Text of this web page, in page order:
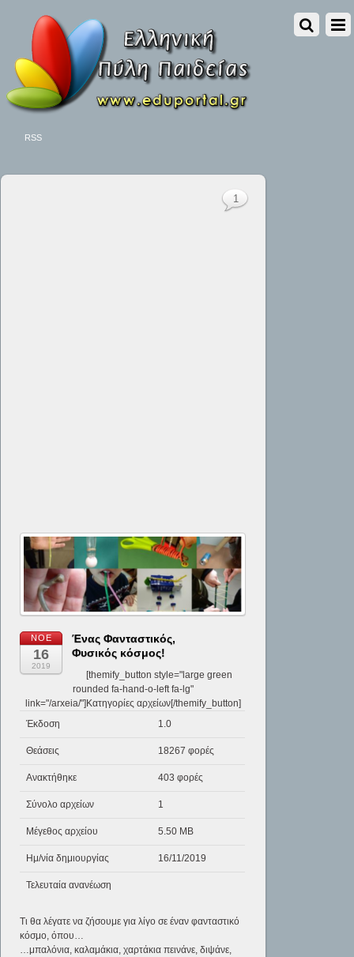
RSS
ΝΟΈ
16
2019
Ένας Φανταστικός,
Φυσικός κόσμος!
[themify_button style="large green
rounded fa-hand-o-left fa-lg"
link="/arxeia/"]Κατηγορίες αρχείων[/themify_button]
Έκδοση
1.0
Θεάσεις 18267 φορές
Ανακτήθηκε 403 φορές
Σύνολο αρχείων 1
Μέγεθος αρχείου 5.50 MB
Ημ/νία δημιουργίας 16/11/2019
Τελευταία ανανέωση
Τι θα λέγατε να ζήσουμε για λίγο σε έναν φανταστικό
κόσμο, όπου…
…μπαλόνια, καλαμάκια, χαρτάκια πεινάνε, διψάνε,
1